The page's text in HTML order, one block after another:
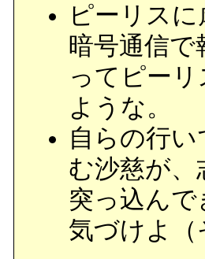
ピーリス
暗号通信
ってピー
ような。
自らの行
む沙慈が、
突っ込ん
気づけよ（